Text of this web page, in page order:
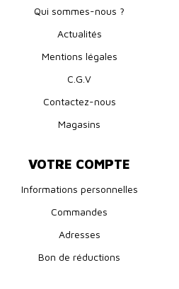
Qui sommes-nous ?
Actualités
Mentions légales
C.G.V
Contactez-nous
Magasins
VOTRE COMPTE
Informations personnelles
Commandes
Adresses
Bon de réductions